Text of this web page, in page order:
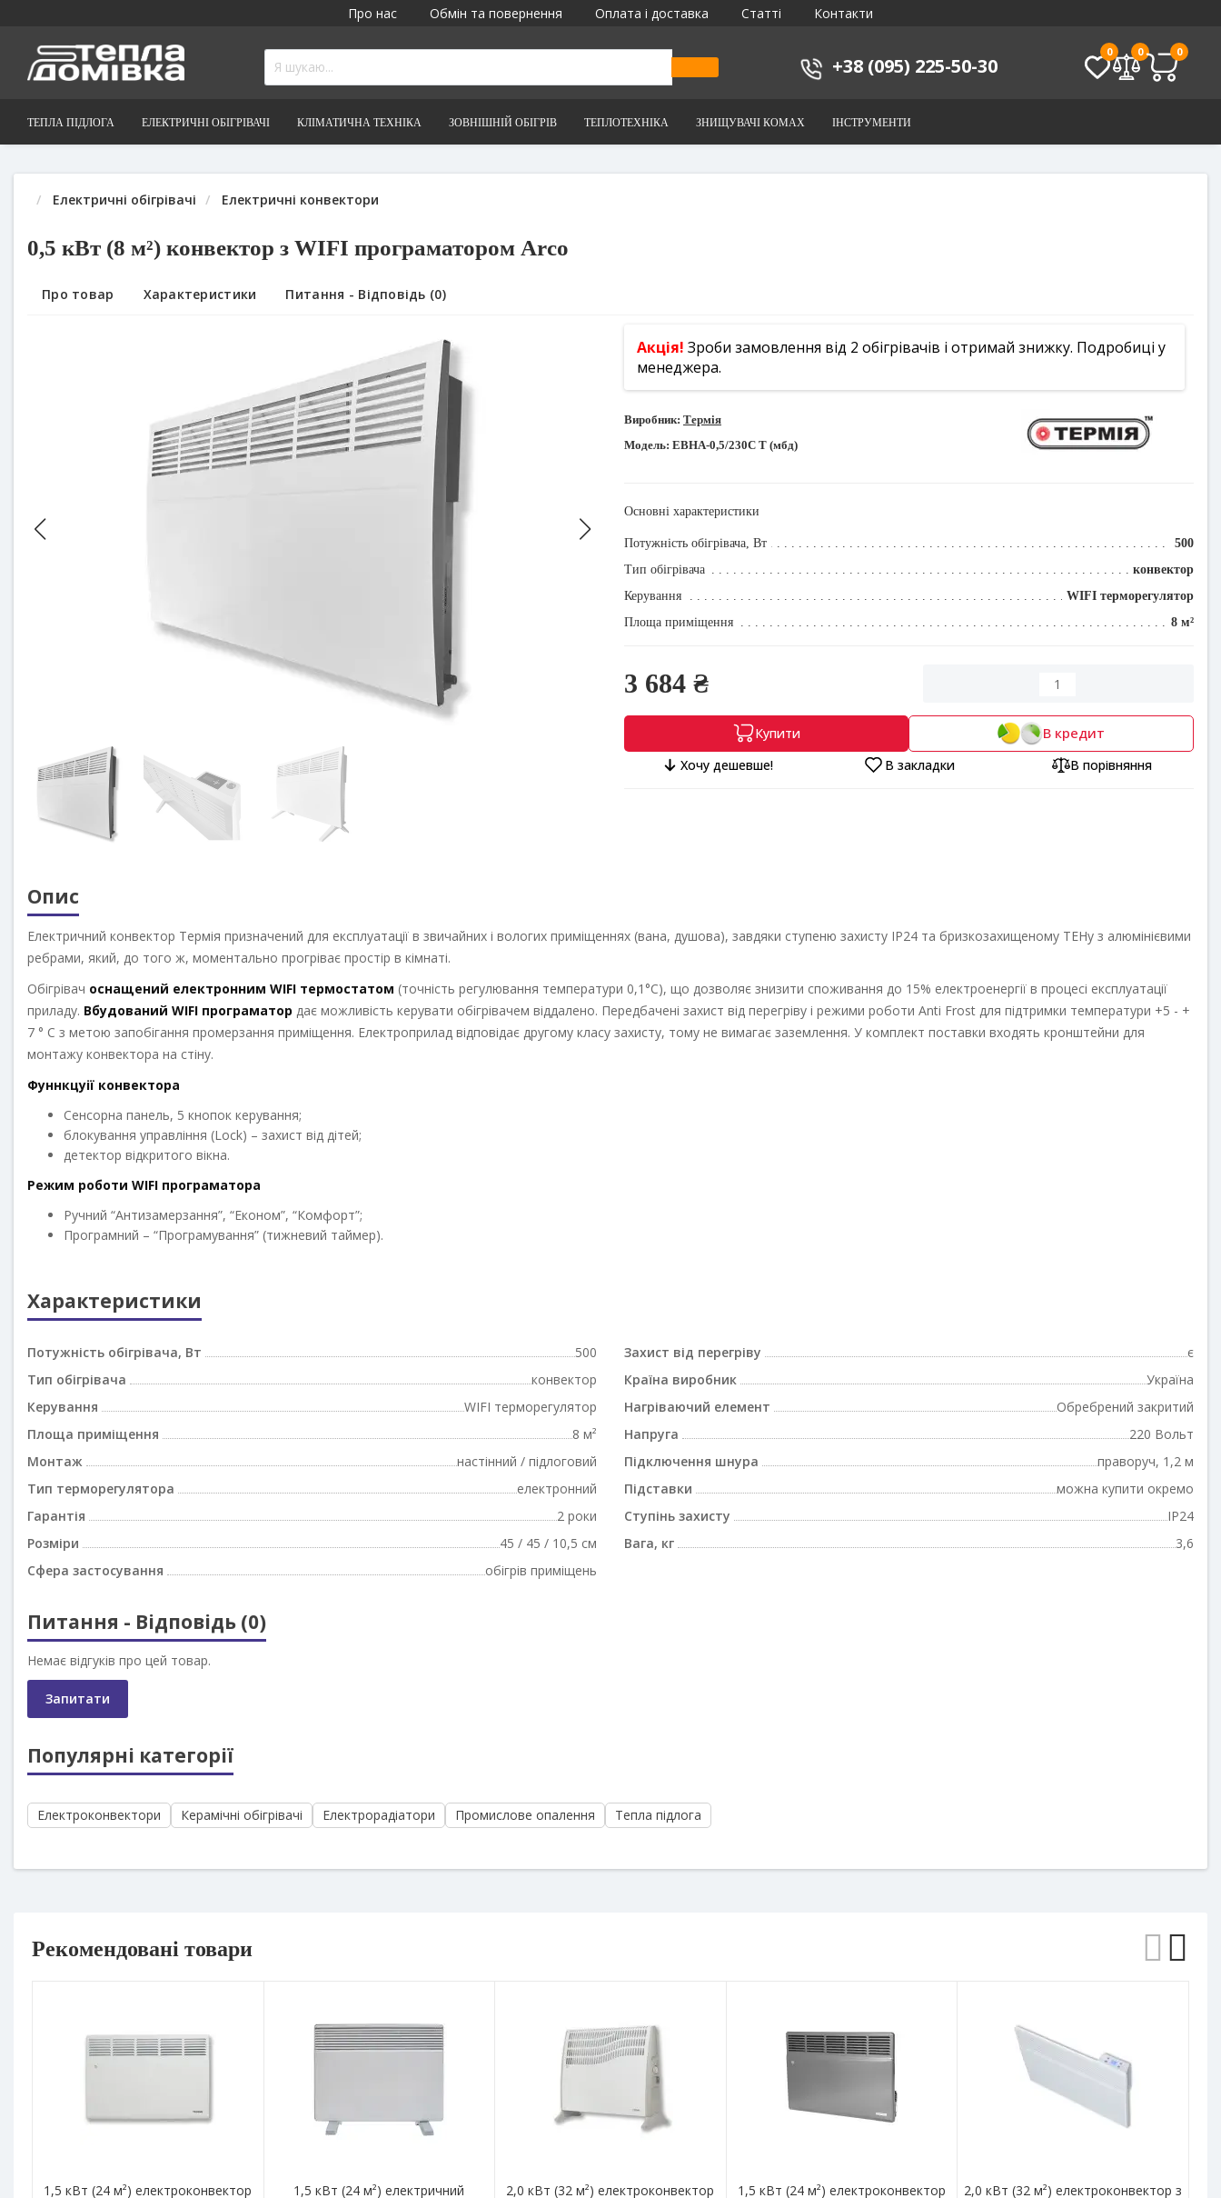
Про нас Обмін та повернення Оплата і доставка Статті Контакти
+38 (095) 225-50-30
0 0 0
ТЕПЛА ПІДЛОГА ЕЛЕКТРИЧНІ ОБІГРІВАЧІ КЛІМАТИЧНА ТЕХНІКА ЗОВНІШНІЙ ОБІГРІВ ТЕПЛОТЕХНІКА ЗНИЩУВАЧІ КОМАХ ІНСТРУМЕНТИ
Електричні обігрівачі Електричні конвектори
0,5 кВт (8 м²) конвектор з WIFI програматором Arco
Про товар Характеристики Питання - Відповідь (0)
Акція! Зроби замовлення від 2 обігрівачів і отримай знижку. Подробиці у
менеджера.
Виробник: Термія
Модель: ЕВНА-0,5/230С Т (мбд)
Основні характеристики
Потужність обігрівача, Вт
500
Тип обігрівача
конвектор
Керування
WIFI терморегулятор
Площа приміщення
8 м²
3 684 ₴
Купити В кредит
Хочу дешевше! В закладки В порівняння
Опис
Електричний конвектор Термія призначений для експлуатації в звичайних і вологих приміщеннях (вана, душова), завдяки ступеню захисту IP24 та бризкозахищеному ТЕНу з алюмінієвими
ребрами, який, до того ж, моментально прогріває простір в кімнаті.
Обігрівач оснащений електронним WIFI термостатом (точність регулювання температури 0,1°C), що дозволяє знизити споживання до 15% електроенергії в процесі експлуатації
приладу. Вбудований WIFI програматор дає можливість керувати обігрівачем віддалено. Передбачені захист від перегріву і режими роботи Anti Frost для підтримки температури +5 - +
7 ° С з метою запобігання промерзання приміщення. Електроприлад відповідає другому класу захисту, тому не вимагає заземлення. У комплект поставки входять кронштейни для
монтажу конвектора на стіну.
Фуннкцуії конвектора
Cенсорна панель, 5 кнопок керування;
блокування управління (Lock) – захист від дітей;
детектор відкритого вікна.
Режим роботи WIFI програматора
Ручний “Антизамерзання”, “Економ”, “Комфорт”;
Програмний – “Програмування” (тижневий таймер).
Характеристики
Потужність обігрівача, Вт
500
Тип обігрівача
конвектор
Керування
WIFI терморегулятор
Площа приміщення
8 м²
Монтаж
настінний / підлоговий
Тип терморегулятора
електронний
Гарантія
2 роки
Розміри
45 / 45 / 10,5 см
Сфера застосування
обігрів приміщень
Захист від перегріву
є
Країна виробник
Україна
Нагріваючий елемент
Обребрений закритий
Напруга
220 Вольт
Підключення шнура
праворуч, 1,2 м
Підставки
можна купити окремо
Ступінь захисту
IP24
Вага, кг
3,6
Питання - Відповідь (0)
Немає відгуків про цей товар.
Запитати
Популярні категорії
Електроконвектори Керамічні обігрівачі Електрорадіатори Промислове опалення Тепла підлога
Рекомендовані товари
1,5 кВт (24 м²) електроконвектор
1,5 кВт (24 м²) електричний
2,0 кВт (32 м²) електроконвектор
1,5 кВт (24 м²) електроконвектор
2,0 кВт (32 м²) електроконвектор з